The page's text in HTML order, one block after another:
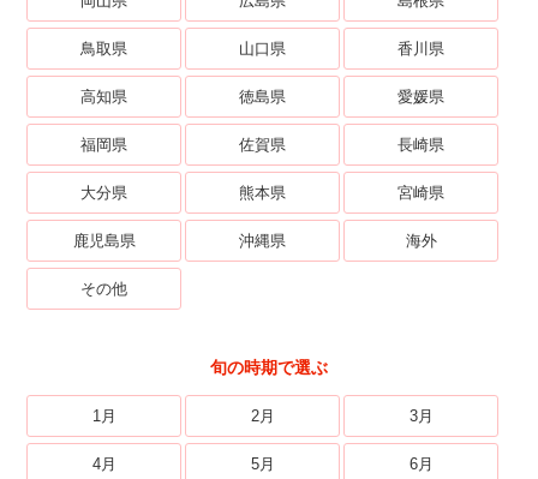
鳥取県 山口県 香川県
高知県 徳島県 愛媛県
福岡県 佐賀県 長崎県
大分県 熊本県 宮崎県
鹿児島県 沖縄県 海外
その他
旬の時期で選ぶ
1月 2月 3月
4月 5月 6月